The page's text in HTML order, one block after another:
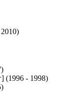
(1996 - 1998)